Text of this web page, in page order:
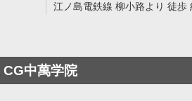
江ノ島電鉄線 柳小路より 徒歩
CG中萬学院